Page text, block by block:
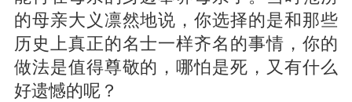
的母亲大义凛然地说，你选择的是和那些
历史上真正的名士一样齐名的事情，你的
做法是值得尊敬的，哪怕是死，又有什么
好遗憾的呢？